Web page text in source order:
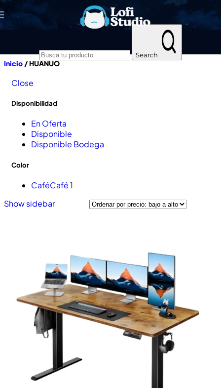
Skip to navigation Skip to main content
Search
Inicio / HUANUO
Close
Disponibilidad
En Oferta
Disponible
Disponible Bodega
Color
CaféCafé1
Show sidebar